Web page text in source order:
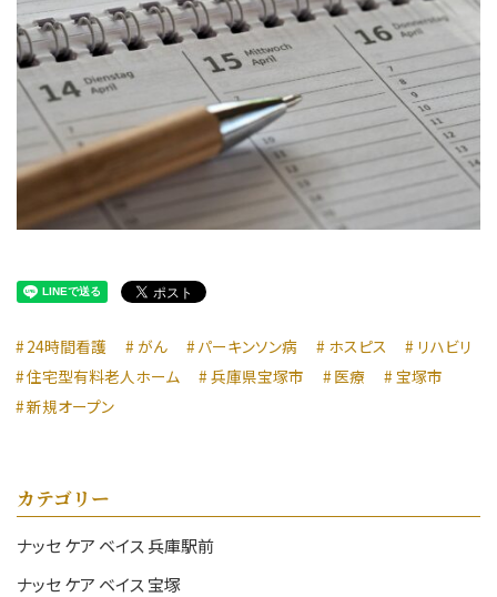
24時間看護 がん パーキンソン病 ホスピス
リハビリ
住宅型有料老人ホーム
兵庫県宝塚市 医療
宝塚市
新規オープン
カテゴリー
ナッセ ケア ベイス 兵庫駅前
ナッセ ケア ベイス 宝塚